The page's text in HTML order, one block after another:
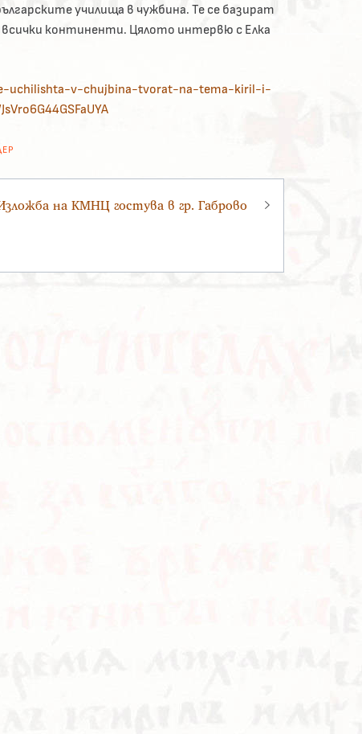
училища в чужбина. Те се базират
континенти. Цялото интервю с Елка
uchilishta-v-chujbina-tvorat-na-tema-kiril-i-
на КМНЦ гостува в гр. Габрово